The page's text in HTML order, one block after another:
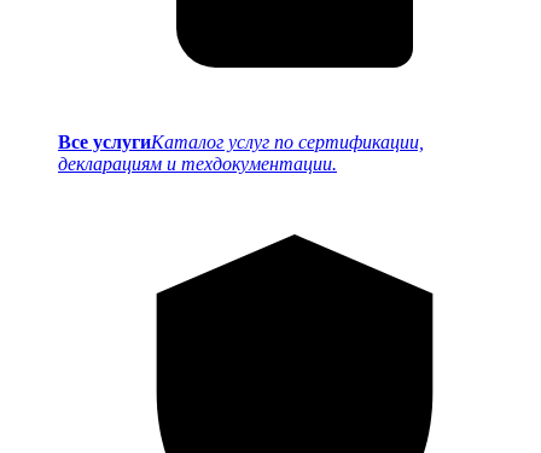
Все услугиКаталог услуг по сертификации,
декларациям и техдокументации.